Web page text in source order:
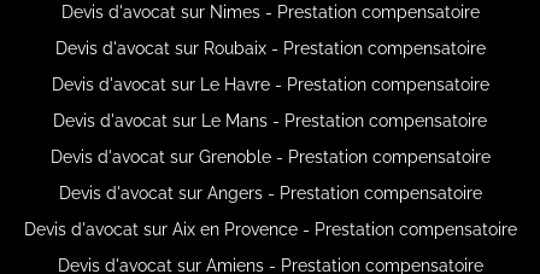
Devis d'avocat sur Nimes - Prestation compensatoire
Devis d'avocat sur Roubaix - Prestation compensatoire
Devis d'avocat sur Le Havre - Prestation compensatoire
Devis d'avocat sur Le Mans - Prestation compensatoire
Devis d'avocat sur Grenoble - Prestation compensatoire
Devis d'avocat sur Angers - Prestation compensatoire
Devis d'avocat sur Aix en Provence - Prestation compensatoire
Devis d'avocat sur Amiens - Prestation compensatoire